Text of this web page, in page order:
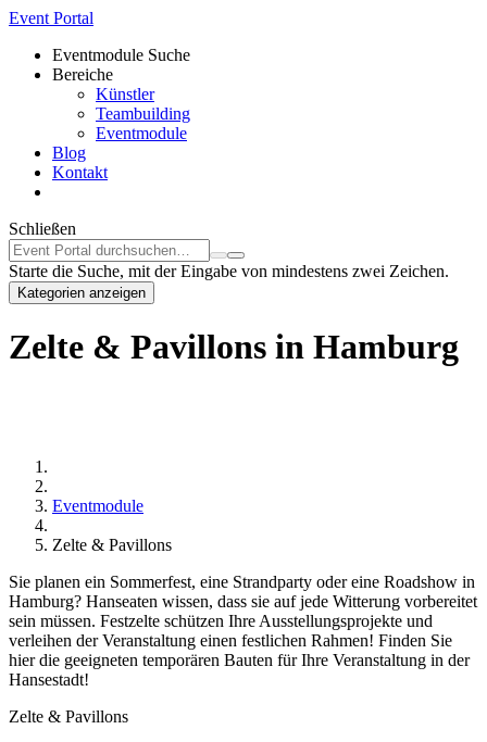
Event Portal
Eventmodule Suche
Bereiche
Künstler
Teambuilding
Eventmodule
Blog
Kontakt
Schließen
Starte die Suche, mit der Eingabe von mindestens zwei Zeichen.
Kategorien anzeigen
Zelte & Pavillons in Hamburg
Eventmodule
Zelte & Pavillons
Sie planen ein Sommerfest, eine Strandparty oder eine Roadshow in
Hamburg? Hanseaten wissen, dass sie auf jede Witterung vorbereitet
sein müssen. Festzelte schützen Ihre Ausstellungsprojekte und
verleihen der Veranstaltung einen festlichen Rahmen! Finden Sie
hier die geeigneten temporären Bauten für Ihre Veranstaltung in der
Hansestadt!
Zelte & Pavillons